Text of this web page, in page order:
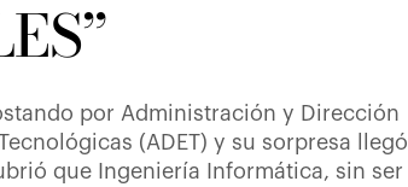
por Administración y Dirección
(ADET) y su sorpresa llegó
que Ingeniería Informática, sin ser